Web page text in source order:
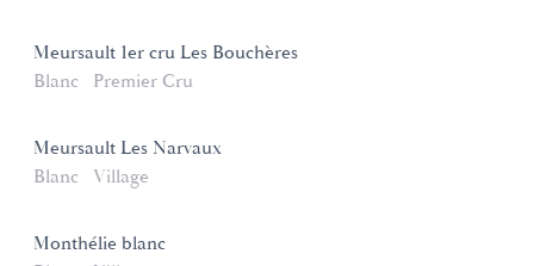
Meursault 1er cru Les Bouchères
Blanc
Premier Cru
Meursault Les Narvaux
Blanc
Village
Monthélie blanc